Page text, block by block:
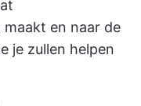
en naar de
je zullen helpen